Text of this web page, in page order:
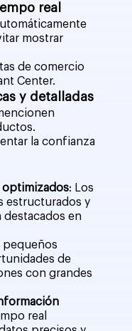
real
mostrar
de comercio
Center.
y detalladas
la confianza
optimizados: Los
estructurados y
destacados en
pequeños
de
con grandes
real